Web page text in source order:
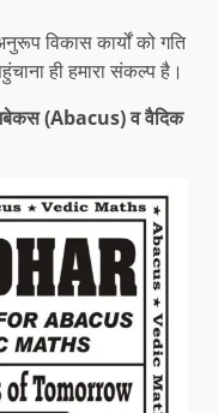
विकास कार्यों को गति
ही हमारा संकल्प है।
(Abacus) व वैदिक